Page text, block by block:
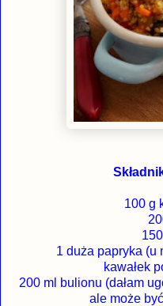
100 g
1 duża papryka (u
kawałek
200 ml bulionu (dałam
ale może